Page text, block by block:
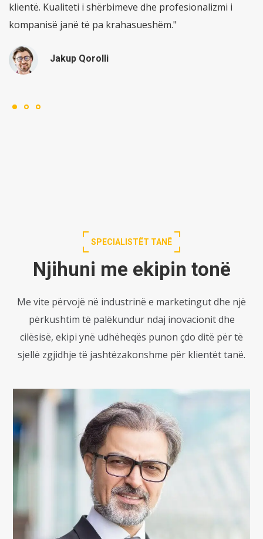
klientë. Kualiteti i shërbimeve dhe profesionalizmi i
kompanisë janë të pa krahasueshëm."
Jakup Qorolli
SPECIALISTËT TANË
Njihuni me ekipin tonë
Me vite përvojë në industrinë e marketingut dhe një
përkushtim të palëkundur ndaj inovacionit dhe
cilësisë, ekipi ynë udhëheqës punon çdo ditë për të
sjellë zgjidhje të jashtëzakonshme për klientët tanë.